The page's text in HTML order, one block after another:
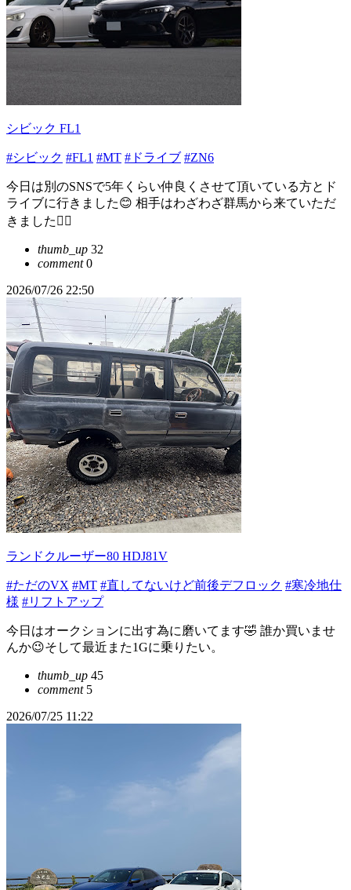
シビック FL1
#シビック #FL1 #MT #ドライブ #ZN6
今日は別のSNSで5年くらい仲良くさせて頂いている方とド
ライブに行きました😊 相手はわざわざ群馬から来ていただ
きました🙇‍♀️
thumb_up 32
comment0
2026/07/26 22:50
ランドクルーザー80 HDJ81V
#ただのVX #MT #直してないけど前後デフロック #寒冷地仕
様 #リフトアップ
今日はオークションに出す為に磨いてます🤣 誰か買いませ
んか😉そして最近また1Gに乗りたい。
thumb_up 45
comment5
2026/07/25 11:22